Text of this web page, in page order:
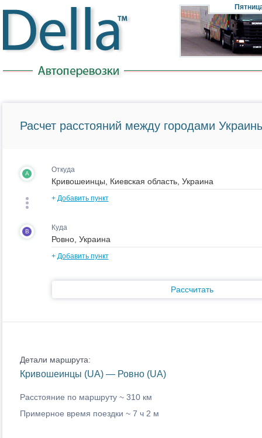
Расчет расстояний между городами
A Откуда
+ Добавить пункт
B Куда
+ Добавить пункт
Рассчитать
Детали маршрута:
Кривошеинцы (UA) — Ровно (UA)
Расстояние по маршруту ~ 310 км
Примерное время поездки ~ 7 ч 2 м